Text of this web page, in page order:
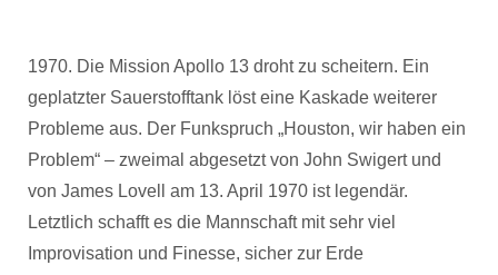
1970. Die Mission Apollo 13 droht zu scheitern. Ein
geplatzter Sauerstofftank löst eine Kaskade weiterer
Probleme aus. Der Funkspruch „Houston, wir haben ein
Problem“ – zweimal abgesetzt von John Swigert und
von James Lovell am 13. April 1970 ist legendär.
Letztlich schafft es die Mannschaft mit sehr viel
Improvisation und Finesse, sicher zur Erde